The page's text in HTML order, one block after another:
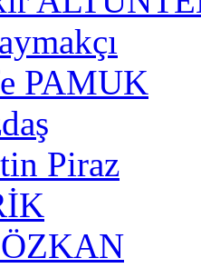
PAMUK
Piraz